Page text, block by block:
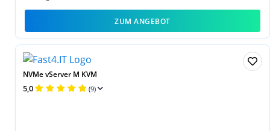
ZUM ANGEBOT
NVMe vServer M KVM
5,0 (9)